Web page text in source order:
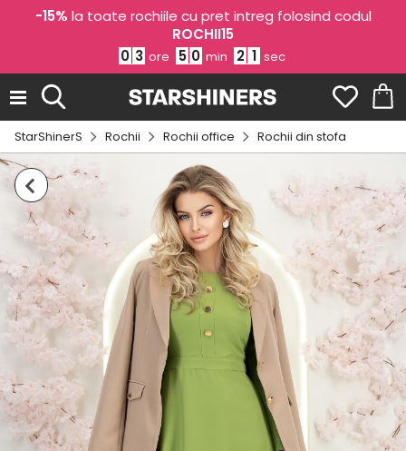
-15% la toate rochiile cu pret intreg folosind codul
ROCHII15
0 3 ore 5 0 min 2 0 sec
StarShinerS Rochii Rochii office Rochii din stofa